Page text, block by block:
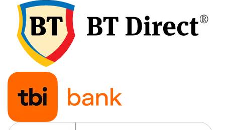
Elemente Caroserie
Capace inox si jante
Capace piulite
Deflectoare geam
Oglinzi auto
Parasolare Camion – Cabina si
Accesorii
Protectii si pasaje roti
Reclame Luminoase